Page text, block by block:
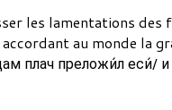
les lamentations des
au monde la
плач преложи́л еси́/